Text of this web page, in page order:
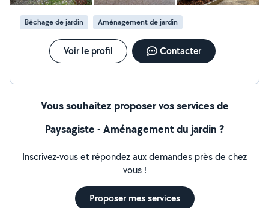
Bêchage de jardin Aménagement de jardin
Voir le profil Contacter
Vous souhaitez proposer vos services de
Paysagiste - Aménagement du jardin ?
Inscrivez-vous et répondez aux demandes près de chez
vous !
Proposer mes services